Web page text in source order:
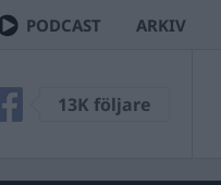
PODCAST ARKIV
13K följare